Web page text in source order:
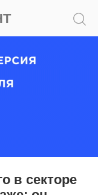
в секторе